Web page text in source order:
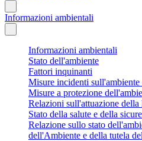
Informazioni ambientali
Informazioni ambientali
Stato dell'ambiente
Fattori inquinanti
Misure incidenti
Misure a protezione
Relazioni sull'attuazione della
Stato della salute e della
Relazione sullo stato
dell'Ambiente e della tutela